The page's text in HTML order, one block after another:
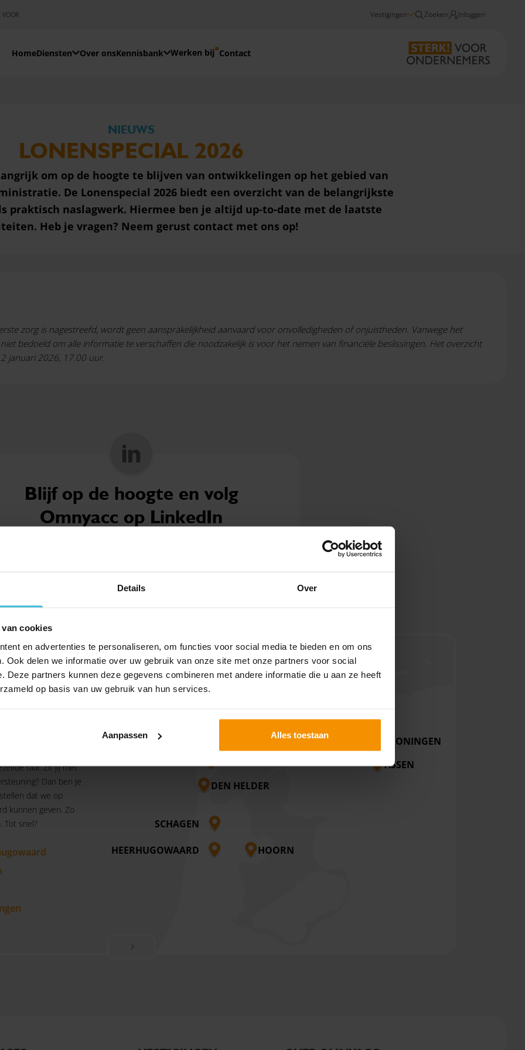
Details Over
cookies
en advertenties te personaliseren, om functies voor social media te bieden en om ons
Ook delen we informatie over uw gebruik van onze site met onze partners voor social
Deze partners kunnen deze gegevens combineren met andere informatie die u aan ze heeft
op basis van uw gebruik van hun services.
Aanpassen Alles toestaan
Vestigingen Zoeken Inloggen
HomeDiensten Over onsKennisbank Werken bij Contact
Lonenspecial 2026
NIEUWS
LONENSPECIAL 2026
om op de hoogte te blijven van ontwikkelingen op het gebied van
De Lonenspecial 2026 biedt een overzicht van de belangrijkste
praktisch naslagwerk. Hiermee ben je altijd up-to-date met de laatste
Heb je vragen? Neem gerust contact met ons op!
zorg is nagestreefd, wordt geen aansprakelijkheid aanvaard voor onvolledigheden of onjuistheden. Vanwege het
bedoeld om alle informatie te verschaffen die noodzakelijk is voor het nemen van financiële beslissingen. Het overzicht
januari 2026, 17.00 uur.
Blijf op de hoogte en volg
Omnyacc op LinkedIn
kans dat je ons zelfs
maar liefst 220
Bewust. Wij vinden
makkelijk bij ons
het meest uit de
taal. Zit jij met
Dan ben je
dat we op
kunnen geven. Zo
Tot snel?
DEN HELDER
SCHAGEN
HEERHUGOWAARD HOORN
ASSEN
GRONINGEN